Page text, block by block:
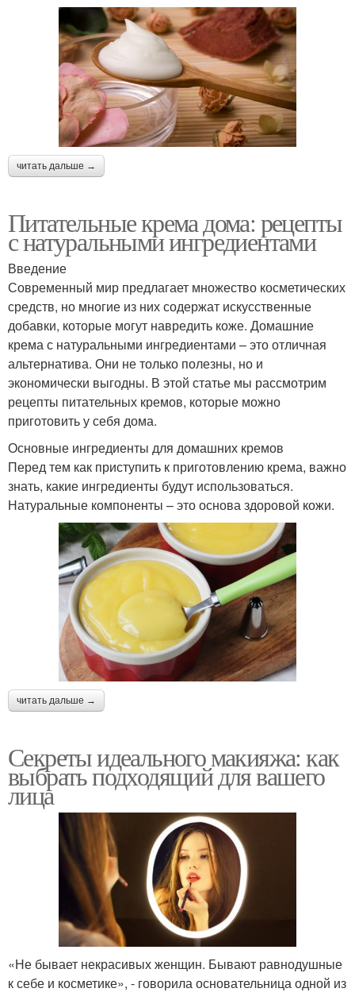
Тональный крем
читать дальше →
Питательные крема дома: рецепты
с натуральными ингредиентами
Введение
Современный мир предлагает множество косметических
средств, но многие из них содержат искусственные
добавки, которые могут навредить коже. Домашние
крема с натуральными ингредиентами – это отличная
альтернатива. Они не только полезны, но и
экономически выгодны. В этой статье мы рассмотрим
рецепты питательных кремов, которые можно
приготовить у себя дома.
Основные ингредиенты для домашних кремов
Перед тем как приступить к приготовлению крема, важно
знать, какие ингредиенты будут использоваться.
Натуральные компоненты – это основа здоровой кожи.
читать дальше →
Секреты идеального макияжа: как
выбрать подходящий для вашего
лица
«Не бывает некрасивых женщин. Бывают равнодушные
к себе и косметике», - говорила основательница одной из